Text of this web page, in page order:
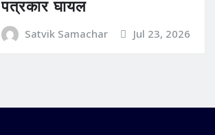
पत्रकार घायल
Satvik Samachar Jul 23, 2026